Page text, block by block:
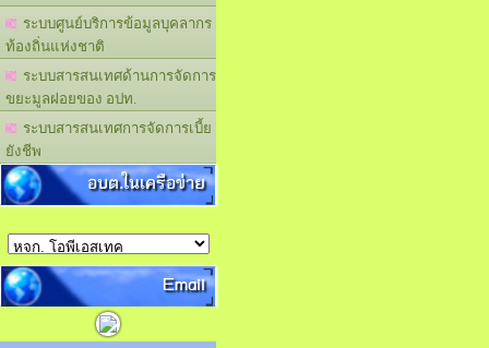
ระบบศูนย์บริการข้อมูลบุคลากร
ท้องถิ่นแห่งชาติ
ระบบสารสนเทศด้านการจัดการ
ขยะมูลฝอยของ อปท.
ระบบสารสนเทศการจัดการเบี้ย
ยังชีพ
อบต.ในเครือข่าย
Email